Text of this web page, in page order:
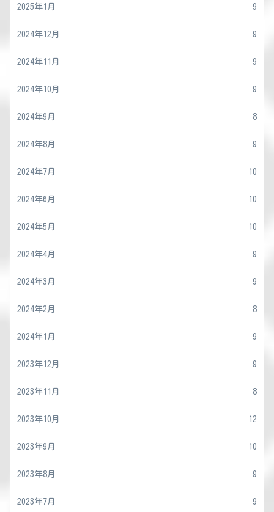
2025年1月 9
2024年12月 9
2024年11月 9
2024年10月 9
2024年9月 8
2024年8月 9
2024年7月 10
2024年6月 10
2024年5月 10
2024年4月 9
2024年3月 9
2024年2月 8
2024年1月 9
2023年12月 9
2023年11月 8
2023年10月 12
2023年9月 10
2023年8月 9
2023年7月 9